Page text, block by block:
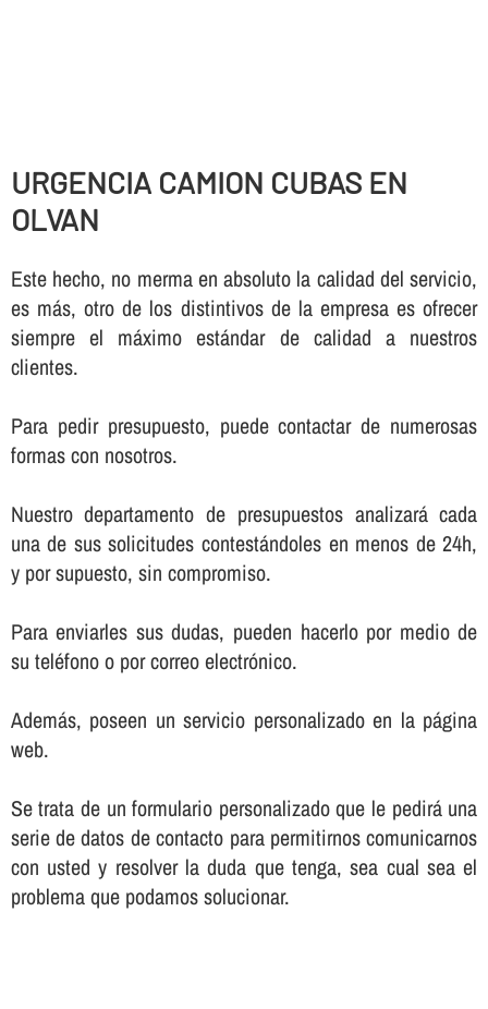
URGENCIA CAMION CUBAS EN
OLVAN
Este hecho, no merma en absoluto la calidad del servicio,
es más, otro de los distintivos de la empresa es ofrecer
siempre el máximo estándar de calidad a nuestros
clientes.
Para pedir presupuesto, puede contactar de numerosas
formas con nosotros.
Nuestro departamento de presupuestos analizará cada
una de sus solicitudes contestándoles en menos de 24h,
y por supuesto, sin compromiso.
Para enviarles sus dudas, pueden hacerlo por medio de
su teléfono o por correo electrónico.
Además, poseen un servicio personalizado en la página
web.
Se trata de un formulario personalizado que le pedirá una
serie de datos de contacto para permitirnos comunicarnos
con usted y resolver la duda que tenga, sea cual sea el
problema que podamos solucionar.